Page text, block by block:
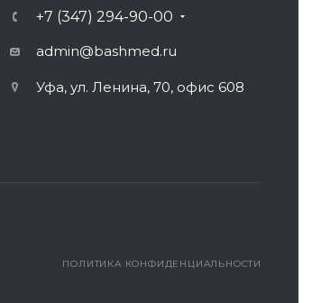
+7 (347) 294-90-00
admin@bashmed.ru
Уфа, ул. Ленина, 70, офис 608
ПОЛИТИКА КОНФИДЕНЦИАЛЬНОСТИ